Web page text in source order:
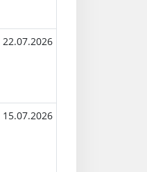
22.07.2026
15.07.2026